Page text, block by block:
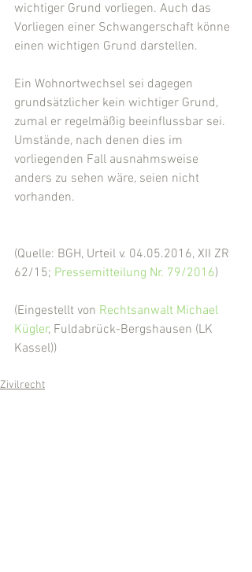
wichtiger Grund vorliegen. Auch das
Vorliegen einer Schwangerschaft könne
einen wichtigen Grund darstellen.
Ein Wohnortwechsel sei dagegen
grundsätzlicher kein wichtiger Grund,
zumal er regelmäßig beeinflussbar sei.
Umstände, nach denen dies im
vorliegenden Fall ausnahmsweise
anders zu sehen wäre, seien nicht
vorhanden.
(Quelle: BGH, Urteil v. 04.05.2016, XII ZR
62/15; Pressemitteilung Nr. 79/2016)
(Eingestellt von Rechtsanwalt Michael
Kügler, Fuldabrück-Bergshausen (LK
Kassel))
Zivilrecht